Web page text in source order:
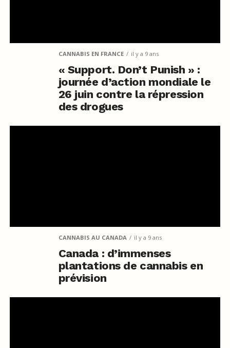
CANNABIS EN FRANCE il y a 9 ans
« Support. Don’t Punish » :
journée d’action mondiale le
26 juin contre la répression
des drogues
CANNABIS AU CANADA il y a 9 ans
Canada : d’immenses
plantations de cannabis en
prévision